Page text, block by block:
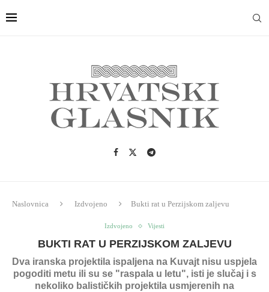
Naslovnica Izdvojeno Bukti rat u Perzijskom zaljevu
Izdvojeno Vijesti
BUKTI RAT U PERZIJSKOM ZALJEVU
Dva iranska projektila ispaljena na Kuvajt nisu uspjela
pogoditi metu ili su se "raspala u letu", isti je slučaj i s
nekoliko balističkih projektila usmjerenih na